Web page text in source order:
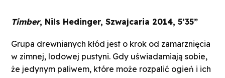
Timber, Nils Hedinger, Szwajcaria 2014, 5’35”
Grupa drewnianych kłód jest o krok od zamarznięcia
w zimnej, lodowej pustyni. Gdy uświadamiają sobie,
że jedynym paliwem, które może rozpalić ogień i ich